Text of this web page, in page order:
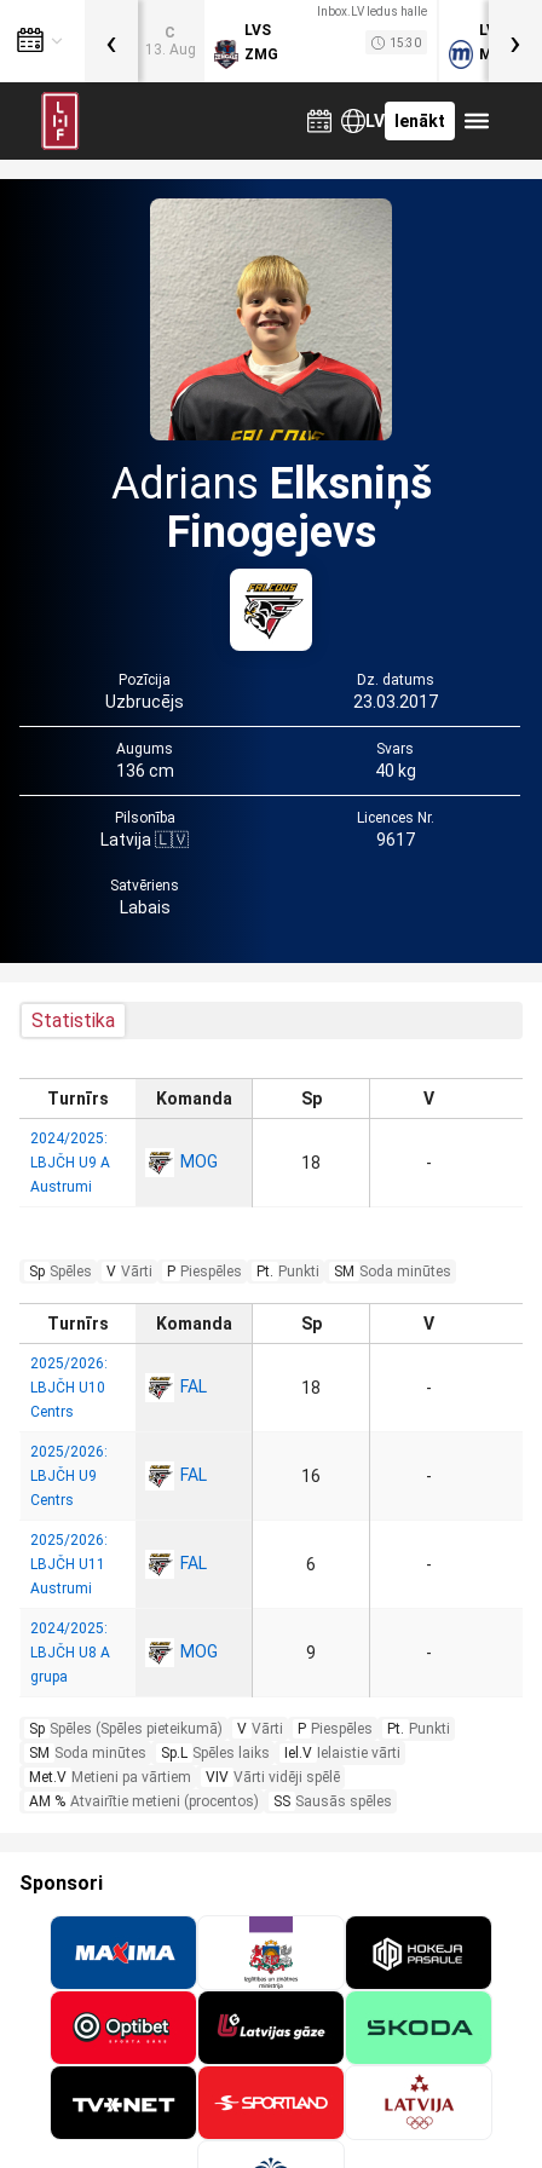
C
13. Aug
Inbox.LV ledus halle
LVS
ZMG
15:30
LVB
MOG
‹ ›
LV Ienākt
Adrians Elksniņš
Finogejevs
Pozīcija
Uzbrucējs
Dz. datums
23.03.2017
Augums
136 cm
Svars
40 kg
Pilsonība
Latvija 🇱🇻
Licences Nr.
9617
Satvēriens
Labais
Statistika
Turnīrs Komanda Sp V
2024/2025:
LBJČH U9 A
Austrumi
MOG 18 -
Sp Spēles V Vārti P Piespēles Pt. Punkti SM Soda minūtes
Turnīrs Komanda Sp V
2025/2026:
LBJČH U10
Centrs
FAL 18 -
2025/2026:
LBJČH U9
Centrs
FAL 16 -
2025/2026:
LBJČH U11
Austrumi
FAL 6 -
2024/2025:
LBJČH U8 A
grupa
MOG 9 -
Sp Spēles (Spēles pieteikumā) V Vārti P Piespēles Pt. Punkti
SM Soda minūtes Sp.L Spēles laiks Iel.V Ielaistie vārti
Met.V Metieni pa vārtiem VIV Vārti vidēji spēlē
AM % Atvairītie metieni (procentos) SS Sausās spēles
Sponsori